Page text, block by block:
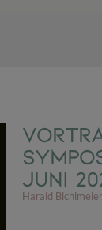
Juni
Harald Bichlmeier